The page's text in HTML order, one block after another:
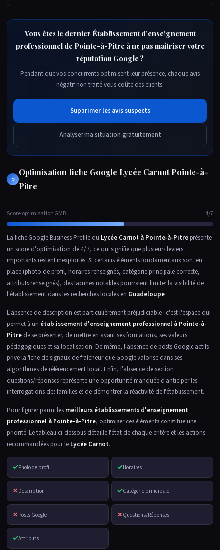
Vous êtes le dernier Établissement d'enseignement
professionnel de Pointe-à-Pitre à ne pas maîtriser votre
réputation Google ?
Pendant que vos concurrents optimisent leur présence, chaque avis
négatif non traité vous coûte des clients.
Supprimer les avis suspects
Analyser ma situation gratuitement
9
Optimisation fiche Google Lycée Carnot Pointe-à-
Pitre
Score optimisation GMB 4/7
La fiche Google Business Profile du Lycée Carnot à Pointe-à-Pitre présente
un score d'optimisation de 4/7, ce qui signifie que plusieurs leviers
importants restent inexploités. Si certains éléments fondamentaux sont en
place (photo de profil, horaires renseignés, catégorie principale correcte,
attributs renseignés), des lacunes notables pourraient limiter la visibilité de
l'établissement dans les recherches locales en Guadeloupe.
L'absence de description est particulièrement préjudiciable : c'est l'espace qui
permet à un établissement d'enseignement professionnel à Pointe-à-
Pitre de se présenter, de mettre en avant ses formations, ses valeurs
pédagogiques et sa localisation. De même, l'absence de posts Google actifs
prive la fiche de signaux de fraîcheur que Google valorise dans ses
algorithmes de référencement local. Enfin, l'absence de section
questions/réponses représente une opportunité manquée d'anticiper les
interrogations des familles et de démontrer la réactivité de l'établissement.
Pour figurer parmi les meilleurs établissements d'enseignement
professionnel à Pointe-à-Pitre, optimiser ces éléments constitue une
priorité. Le tableau ci-dessous détaille l'état de chaque critère et les actions
recommandées pour le Lycée Carnot.
✓Photo de profil ✓Horaires
✗ Description ✓Catégorie principale
✗ Posts Google ✗ Questions/Réponses
✓Attributs